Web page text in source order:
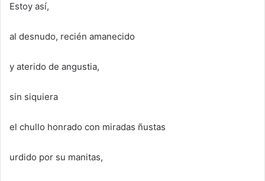
Estoy así,
al desnudo, recién amanecido
y aterido de angustia,
sin siquiera
el chullo honrado con miradas ñustas
urdido por su manitas,